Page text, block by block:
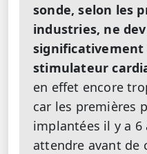
sonde, selon les
industries, ne
stimulateur
en effet encore
car les premières
implantées il y a
attendre avant de